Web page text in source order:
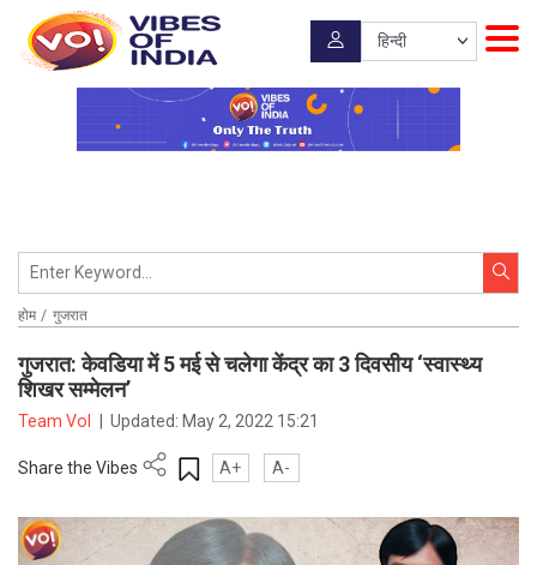
होम गुजरात
गुजरात: केवडिया में 5 मई से चलेगा केंद्र का 3 दिवसीय ‘स्वास्थ्य
शिखर सम्मेलन’
Team VoI Updated: May 2, 2022 15:21
Share the Vibes A+ A-